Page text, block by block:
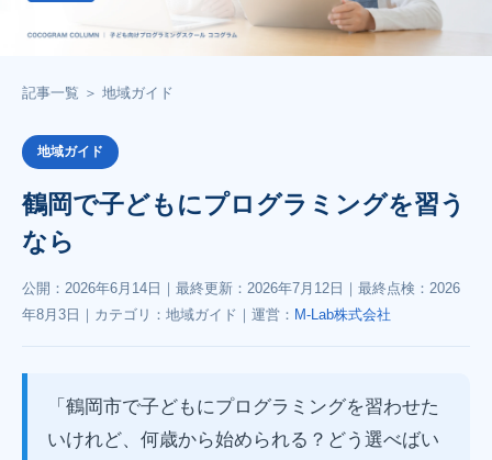
記事一覧 ＞ 地域ガイド
地域ガイド
鶴岡で子どもにプログラミングを習う
なら
公開： 2026年6月14日 ｜最終更新： 2026年7月12日 ｜最終点検： 2026
年8月3日 ｜カテゴリ：地域ガイド｜運営： M-Lab株式会社
「鶴岡市で子どもにプログラミングを習わせた
いけれど、何歳から始められる？どう選べばい